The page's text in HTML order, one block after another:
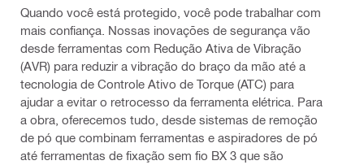
Quando você está protegido, você pode trabalhar com
mais confiança. Nossas inovações de segurança vão
desde ferramentas com Redução Ativa de Vibração
(AVR) para reduzir a vibração do braço da mão até a
tecnologia de Controle Ativo de Torque (ATC) para
ajudar a evitar o retrocesso da ferramenta elétrica. Para
a obra, oferecemos tudo, desde sistemas de remoção
de pó que combinam ferramentas e aspiradores de pó
até ferramentas de fixação sem fio BX 3 que são